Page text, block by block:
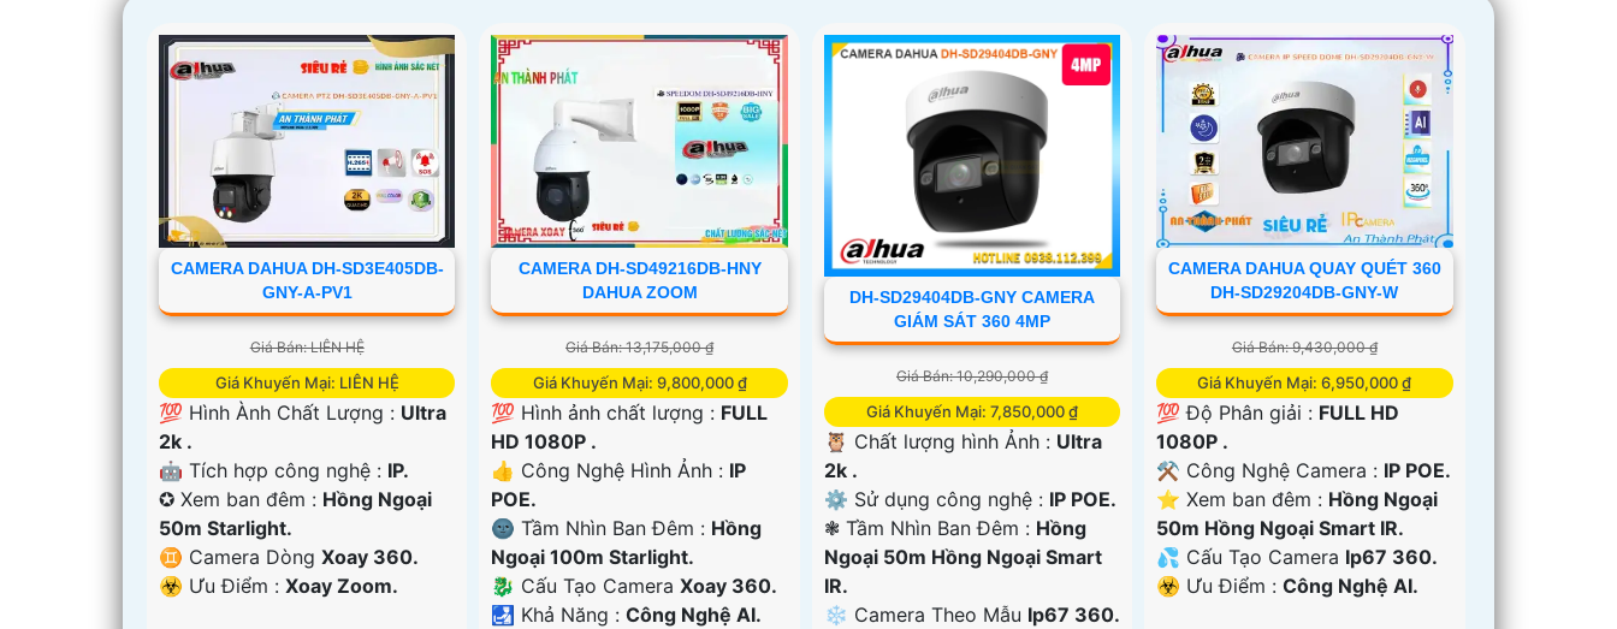
CAMERA DAHUA DH-SD3E405DB-
GNY-A-PV1
Giá Bán: LIÊN HỆ
Giá Khuyến Mại: LIÊN HỆ
💯 Hình Ành Chất Lượng : Ultra
2k .
🤖️ Tích hợp công nghệ : IP.
✪ Xem ban đêm : Hồng Ngoại
50m Starlight.
♊ Camera Dòng Xoay 360.
️☣️ Ưu Điểm : Xoay Zoom.
CAMERA DH-SD49216DB-HNY
DAHUA ZOOM
Giá Bán: 13,175,000 ₫
Giá Khuyến Mại: 9,800,000 ₫
💯 Hình ảnh chất lượng : FULL
HD 1080P .
👍 Công Nghệ Hình Ảnh : IP
POE.
🌚 Tầm Nhìn Ban Đêm : Hồng
Ngoại 100m Starlight.
🐉️ Cấu Tạo CameraXoay 360.
️🛃 Khả Năng :Công Nghệ AI.
DH-SD29404DB-GNY CAMERA
GIÁM SÁT 360 4MP
Giá Bán: 10,290,000 ₫
Giá Khuyến Mại: 7,850,000 ₫
🦉 Chất lượng hình Ảnh : Ultra
2k .
⚙ Sử dụng công nghệ : IP POE.
❃ Tầm Nhìn Ban Đêm : Hồng
Ngoại 50m Hồng Ngoại Smart
IR.
❄ Camera Theo Mẫu Ip67 360.
CAMERA DAHUA QUAY QUÉT 360
DH-SD29204DB-GNY-W
Giá Bán: 9,430,000 ₫
Giá Khuyến Mại: 6,950,000 ₫
💯 Độ Phân giải : FULL HD
1080P .
⚒ Công Nghệ Camera : IP POE.
⭐ Xem ban đêm : Hồng Ngoại
50m Hồng Ngoại Smart IR.
💦 Cấu Tạo Camera Ip67 360.
️☣️ Ưu Điểm :Công Nghệ AI.